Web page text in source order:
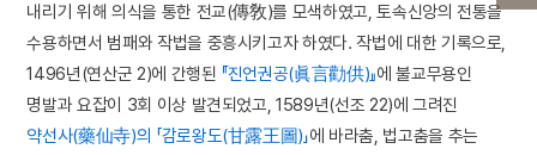
내리기 위해 의식을 통한 전교(傳敎)를 모색하였고, 토속신앙의 전통을
수용하면서 범패와 작법을 중흥시키고자 하였다. 작법에 대한 기록으로,
1496년(연산군 2)에 간행된 『진언권공(眞言勸供)』에 불교무용인
명발과 요잡이 3회 이상 발견되었고, 1589년(선조 22)에 그려진
약선사(藥仙寺)의 「감로왕도(甘露王圖)」에 바라춤, 법고춤을 추는